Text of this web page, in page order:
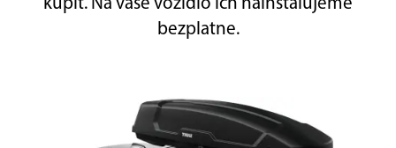
bezplatne.